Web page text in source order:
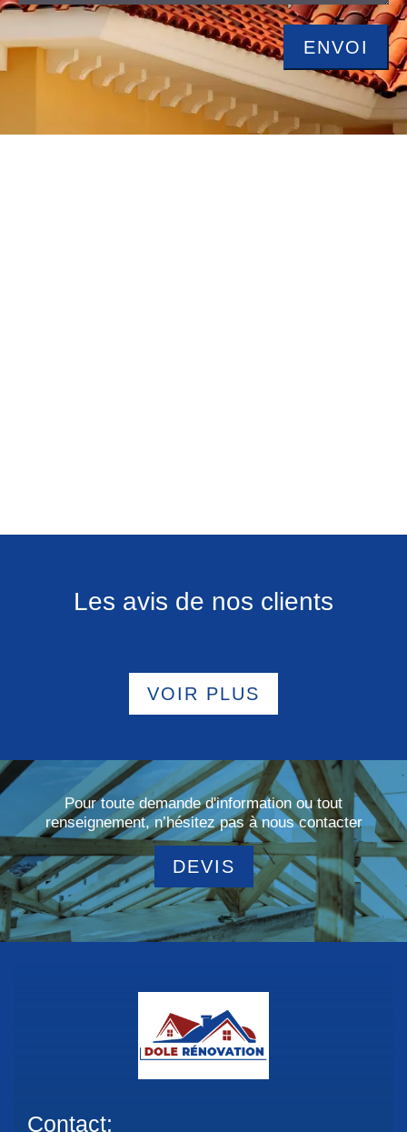
Les avis de nos clients
VOIR PLUS
Pour toute demande d'information ou tout
renseignement, n’hésitez pas à nous contacter
DEVIS
Contact: